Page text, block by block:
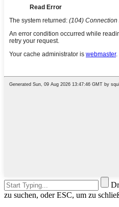
zu suchen, oder ESC, um zu